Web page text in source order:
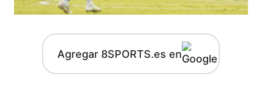
Agregar 8SPORTS.es en